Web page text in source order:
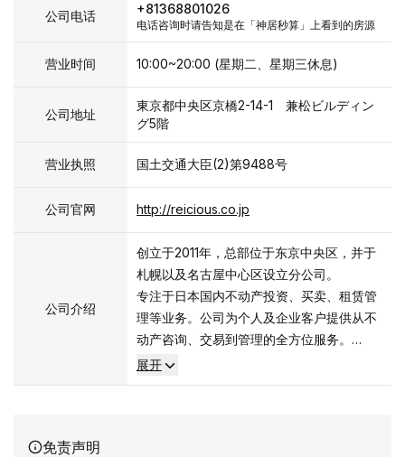
公司电话 +81368801026
电话咨询时请告知是在「神居秒算」上看到的房源
营业时间 10:00~20:00 (星期二、星期三休息)
公司地址
東京都中央区京橋2-14-1 兼松ビルディン
グ5階
营业执照 国土交通大臣(2)第9488号
公司官网 http://reicious.co.jp
公司介绍
创立于2011年，总部位于东京中央区，并于
札幌以及名古屋中心区设立分公司。
专注于日本国内不动产投资、买卖、租赁管
理等业务。公司为个人及企业客户提供从不
动产咨询、交易到管理的全方位服务。
我们将继续致力于为客户提供高效、个性化
的不动产解决方案，推动业务国际化，助力
展开
免责声明